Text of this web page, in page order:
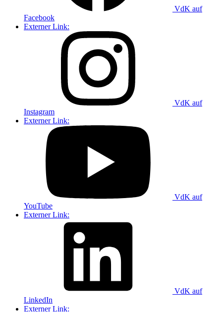
VdK auf
Facebook
Externer Link:
VdK auf
Instagram
Externer Link:
VdK auf
YouTube
Externer Link:
VdK auf
LinkedIn
Externer Link: